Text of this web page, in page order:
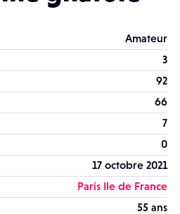
Amateur
3
92
66
7
0
17 octobre 2021
Paris Ile de France
55 ans